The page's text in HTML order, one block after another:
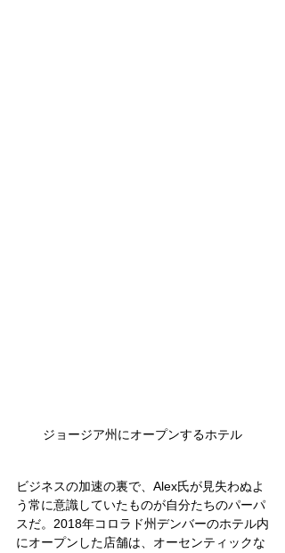
ジョージア州にオープンするホテル
ビジネスの加速の裏で、Alex氏が見失わぬよ
う常に意識していたものが自分たちのパーパ
スだ。2018年コロラド州デンバーのホテル内
にオープンした店舗は、オーセンティックな